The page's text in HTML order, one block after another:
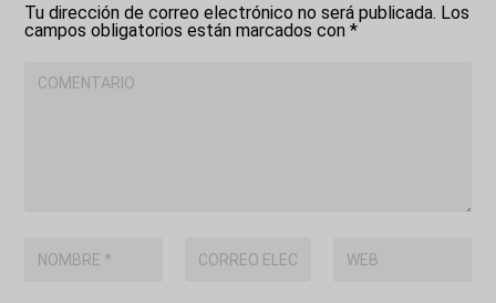
Tu dirección de correo electrónico no será publicada. Los
campos obligatorios están marcados con*